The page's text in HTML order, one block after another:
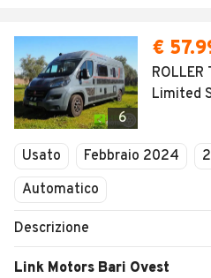
6
€
Limited
Usato Febbraio 2024
Automatico
Descrizione
Link Motors Bari Ovest